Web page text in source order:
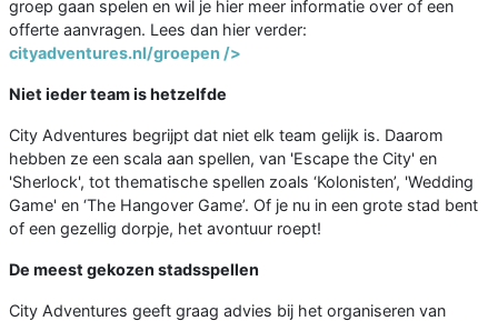
groep gaan spelen en wil je hier meer informatie over of een
offerte aanvragen. Lees dan hier verder:
cityadventures.nl/groepen />
Niet ieder team is hetzelfde
City Adventures begrijpt dat niet elk team gelijk is. Daarom
hebben ze een scala aan spellen, van 'Escape the City' en
'Sherlock', tot thematische spellen zoals ‘Kolonisten’, 'Wedding
Game' en ‘The Hangover Game’. Of je nu in een grote stad bent
of een gezellig dorpje, het avontuur roept!
De meest gekozen stadsspellen
City Adventures geeft graag advies bij het organiseren van